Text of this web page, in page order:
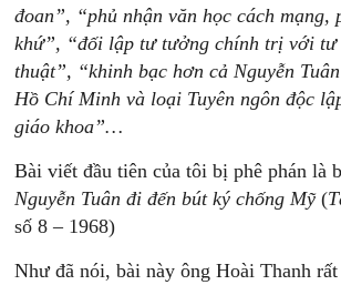
đoan”, “phủ nhận văn học cách mạng,
khứ”, “đối lập tư tưởng chính trị với tư
thuật”, “khinh bạc hơn cả Nguyễn
Hồ Chí Minh và loại Tuyên ngôn độc
giáo khoa”…
Bài viết đầu tiên của tôi bị phê phán là
Nguyễn Tuân đi đến bút ký chống Mỹ(
số 8 – 1968)
Như đã nói, bài này ông Hoài Thanh